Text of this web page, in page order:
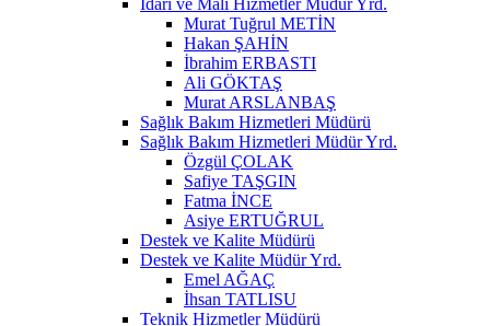
Murat Tuğrul METİN
Hakan ŞAHİN
İbrahim ERBASTI
Ali GÖKTAŞ
Murat ARSLANBAŞ
Sağlık Bakım Hizmetleri Müdürü
Sağlık Bakım Hizmetleri Müdür Yrd.
Özgül ÇOLAK
Safiye TAŞGIN
Fatma İNCE
Asiye ERTUĞRUL
Destek ve Kalite Müdürü
Destek ve Kalite Müdür Yrd.
Emel AĞAÇ
İhsan TATLISU
Teknik Hizmetler Müdürü